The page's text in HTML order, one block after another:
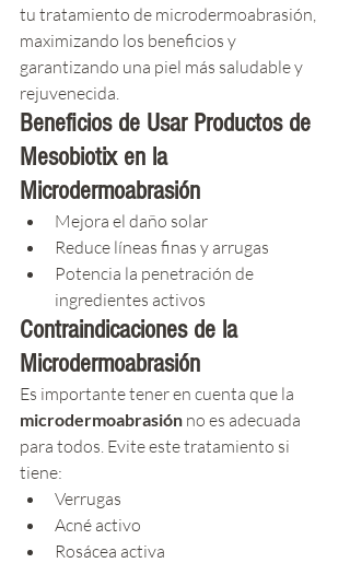
tu tratamiento de microdermoabrasión,
maximizando los beneficios y
garantizando una piel más saludable y
rejuvenecida.
Beneficios de Usar Productos de
Mesobiotix en la
Microdermoabrasión
Mejora el daño solar
Reduce líneas finas y arrugas
Potencia la penetración de
ingredientes activos
Contraindicaciones de la
Microdermoabrasión
Es importante tener en cuenta que la
microdermoabrasión no es adecuada
para todos. Evite este tratamiento si
tiene:
Verrugas
Acné activo
Rosácea activa